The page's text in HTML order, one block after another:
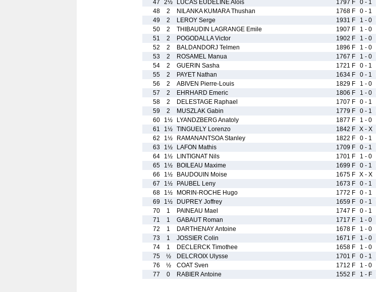
47
2½ LUCAS EUDELINE Alois 1797 F 0 - 1
48
2 NILANKA KUMARA Thushan 1768 F 0 - 1
49
2 LEROY Serge 1931 F 1 - 0
50
2 THIBAUDIN LAGRANGE Emile 1907 F 1 - 0
51
2 POGODALLA Victor 1902 F 1 - 0
52
2 BALDANDORJ Telmen 1896 F 1 - 0
53
2 ROSAMEL Manua 1767 F 1 - 0
54
2 GUERIN Sasha 1721 F 0 - 1
55
2 PAYET Nathan 1634 F 0 - 1
56
2 ABIVEN Pierre-Louis 1829 F 1 - 0
57
2 EHRHARD Emeric 1806 F 1 - 0
58
2 DELESTAGE Raphael 1707 F 0 - 1
59
2 MUSZLAK Gabin 1779 F 0 - 1
60
1½ LYANDZBERG Anatoly 1877 F 1 - 0
61
1½ TINGUELY Lorenzo 1842 F X - X
62
1½ RAMANANTSOA Stanley 1822 F 0 - 1
63
1½ LAFON Mathis 1709 F 0 - 1
64
1½ LINTIGNAT Nils 1701 F 1 - 0
65
1½ BOILEAU Maxime 1699 F 0 - 1
66
1½ BAUDOUIN Moise 1675 F X - X
67
1½ PAUBEL Leny 1673 F 0 - 1
68
1½ MORIN-ROCHE Hugo 1772 F 0 - 1
69
1½ DUPREY Joffrey 1659 F 0 - 1
70
1 PAINEAU Mael 1747 F 0 - 1
71
1 GABAUT Roman 1717 F 1 - 0
72
1 DARTHENAY Antoine 1678 F 1 - 0
73
1 JOSSIER Colin 1671 F 1 - 0
74
1 DECLERCK Timothee 1658 F 1 - 0
75
½ DELCROIX Ulysse 1701 F 0 - 1
76
½ COAT Sven 1712 F 1 - 0
77
0 RABIER Antoine 1552 F 1 - F